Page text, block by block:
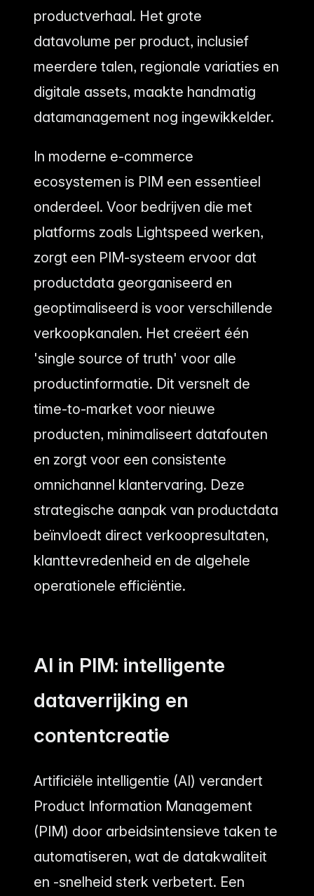
productverhaal. Het grote
datavolume per product, inclusief
meerdere talen, regionale variaties en
digitale assets, maakte handmatig
datamanagement nog ingewikkelder.
In moderne e-commerce
ecosystemen is PIM een essentieel
onderdeel. Voor bedrijven die met
platforms zoals Lightspeed werken,
zorgt een PIM-systeem ervoor dat
productdata georganiseerd en
geoptimaliseerd is voor verschillende
verkoopkanalen. Het creëert één
'single source of truth' voor alle
productinformatie. Dit versnelt de
time-to-market voor nieuwe
producten, minimaliseert datafouten
en zorgt voor een consistente
omnichannel klantervaring. Deze
strategische aanpak van productdata
beïnvloedt direct verkoopresultaten,
klanttevredenheid en de algehele
operationele efficiëntie.
AI in PIM: intelligente
dataverrijking en
contentcreatie
Artificiële intelligentie (AI) verandert
Product Information Management
(PIM) door arbeidsintensieve taken te
automatiseren, wat de datakwaliteit
en -snelheid sterk verbetert. Een